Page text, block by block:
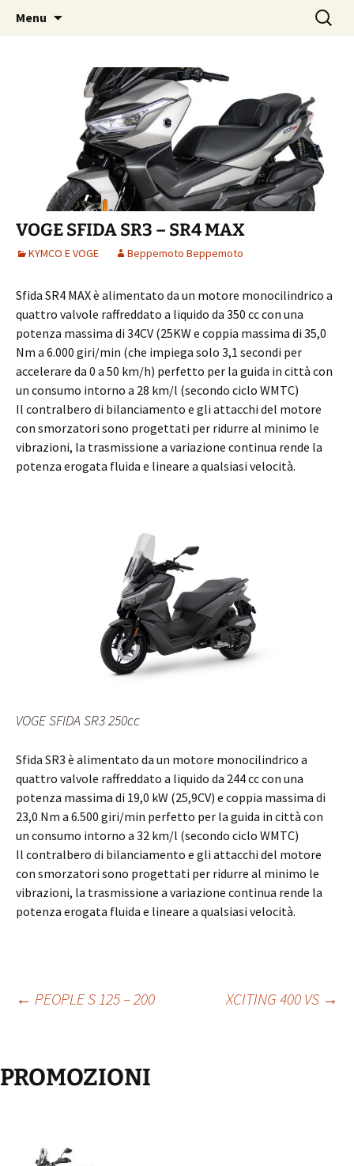
Beppemoto Concessionaria
Aprilia e Moto Guzzi
Menu
Search
for:
VOGE SFIDA SR3 – SR4 MAX
KYMCO E VOGE Beppemoto Beppemoto
Sfida SR4 MAX è alimentato da un motore monocilindrico a
quattro valvole raffreddato a liquido da 350 cc con una
potenza massima di 34CV (25KW e coppia massima di 35,0
Nm a 6.000 giri/min (che impiega solo 3,1 secondi per
accelerare da 0 a 50 km/h) perfetto per la guida in città con
un consumo intorno a 28 km/l (secondo ciclo WMTC)
Il contralbero di bilanciamento e gli attacchi del motore
con smorzatori sono progettati per ridurre al minimo le
vibrazioni, la trasmissione a variazione continua rende la
potenza erogata fluida e lineare a qualsiasi velocità.
VOGE SFIDA SR3 250cc
Sfida SR3 è alimentato da un motore monocilindrico a
quattro valvole raffreddato a liquido da 244 cc con una
potenza massima di 19,0 kW (25,9CV) e coppia massima di
23,0 Nm a 6.500 giri/min perfetto per la guida in città con
un consumo intorno a 32 km/l (secondo ciclo WMTC)
Il contralbero di bilanciamento e gli attacchi del motore
con smorzatori sono progettati per ridurre al minimo le
vibrazioni, la trasmissione a variazione continua rende la
potenza erogata fluida e lineare a qualsiasi velocità.
Post
navigation
← PEOPLE S 125 – 200 XCITING 400 VS →
PROMOZIONI